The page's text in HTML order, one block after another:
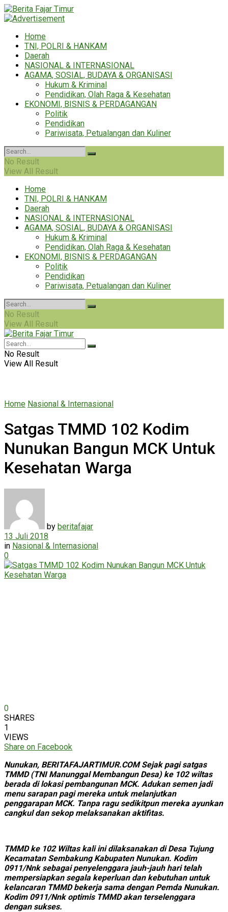
Home
TNI, POLRI & HANKAM
Daerah
NASIONAL & INTERNASIONAL
AGAMA, SOSIAL, BUDAYA & ORGANISASI
Hukum & Kriminal
Pendidikan, Olah Raga & Kesehatan
EKONOMI, BISNIS & PERDAGANGAN
Politik
Pendidikan
Pariwisata, Petualangan dan Kuliner
No Result
View All Result
Home
TNI, POLRI & HANKAM
Daerah
NASIONAL & INTERNASIONAL
AGAMA, SOSIAL, BUDAYA & ORGANISASI
Hukum & Kriminal
Pendidikan, Olah Raga & Kesehatan
EKONOMI, BISNIS & PERDAGANGAN
Politik
Pendidikan
Pariwisata, Petualangan dan Kuliner
No Result
View All Result
No Result
View All Result
Home Nasional & Internasional
Satgas TMMD 102 Kodim
Nunukan Bangun MCK Untuk
Kesehatan Warga
by beritafajar
13 Juli 2018
in Nasional & Internasional
0
0
SHARES
1
VIEWS
Share on Facebook
Nunukan, BERITAFAJARTIMUR.COM Sejak pagi satgas
TMMD (TNI Manunggal Membangun Desa) ke 102 wiltas
berada di lokasi pembangunan MCK. Adukan semen jadi
menu sarapan pagi mereka untuk melanjutkan
penggarapan MCK. Tanpa ragu sedikitpun mereka ayunkan
cangkul dan sekop melaksanakan aktifitas.
TMMD ke 102 Wiltas kali ini dilaksanakan di Desa Tujung
Kecamatan Sembakung Kabupaten Nunukan. Kodim
0911/Nnk sebagai penyelenggara jauh-jauh hari telah
mempersiapkan segala keperluan dan kebutuhan untuk
kelancaran TMMD bekerja sama dengan Pemda Nunukan.
Kodim 0911/Nnk optimis TMMD akan terselenggara
dengan sukses.